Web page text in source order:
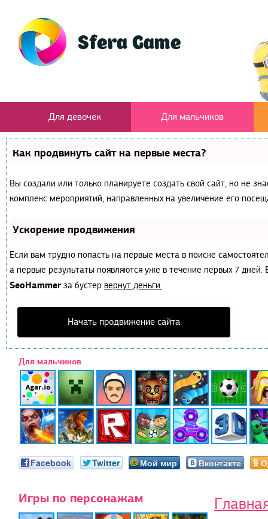
Для девочек Для мальчиков
Как продвинуть сайт на первые места?
Вы создали или только планируете создать свой сайт, но не
комплекс мероприятий, направленных на увеличение его
Ускорение продвижения
Если вам трудно попасть на первые места в поиске
а первые результаты появляются уже в течение первых 7
SeoHammerза бустер вернут деньги.
Начать продвижение сайта
Для мальчиков
Facebook Twitter Мой мир Вконтакте
Игры по персонажам